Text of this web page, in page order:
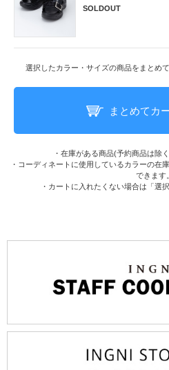
SOLDOUT
選択したカラー・サイズの商品をまとめ
まとめてカ
・在庫がある商品(予約商品は除
・コーディネートに使用しているカラーの在
できます。
・カートに入れたくない場合は「選